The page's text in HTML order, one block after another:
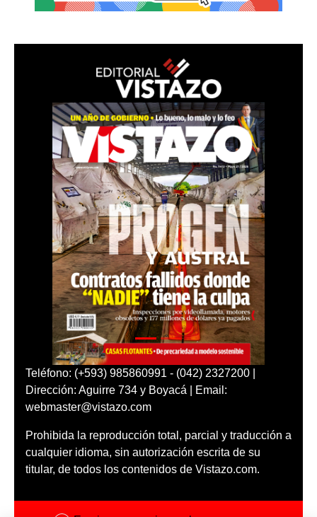
Teléfono: (+593) 985860991 - (042) 2327200 |
Dirección: Aguirre 734 y Boyacá | Email:
webmaster@vistazo.com
Prohibida la reproducción total, parcial y traducción a
cualquier idioma, sin autorización escrita de su
titular, de todos los contenidos de Vistazo.com.